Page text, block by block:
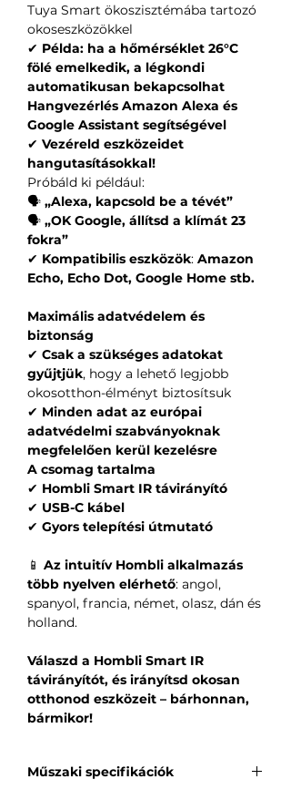
Tuya Smart ökoszisztémába tartozó
okoseszközökkel
✔ Példa: ha a hőmérséklet 26°C
fölé emelkedik, a légkondi
automatikusan bekapcsolhat
Hangvezérlés Amazon Alexa és
Google Assistant segítségével
✔ Vezéreld eszközeidet
hangutasításokkal!
Próbáld ki például:
🗣 „Alexa, kapcsold be a tévét”
🗣 „OK Google, állítsd a klímát 23
fokra”
✔ Kompatibilis eszközök: Amazon
Echo, Echo Dot, Google Home stb.
Maximális adatvédelem és
biztonság
✔ Csak a szükséges adatokat
gyűjtjük, hogy a lehető legjobb
okosotthon-élményt biztosítsuk
✔ Minden adat az európai
adatvédelmi szabványoknak
megfelelően kerül kezelésre
A csomag tartalma
✔ Hombli Smart IR távirányító
✔ USB-C kábel
✔ Gyors telepítési útmutató
📱 Az intuitív Hombli alkalmazás
több nyelven elérhető: angol,
spanyol, francia, német, olasz, dán és
holland.
Válaszd a Hombli Smart IR
távirányítót, és irányítsd okosan
otthonod eszközeit – bárhonnan,
bármikor!
Műszaki specifikációk